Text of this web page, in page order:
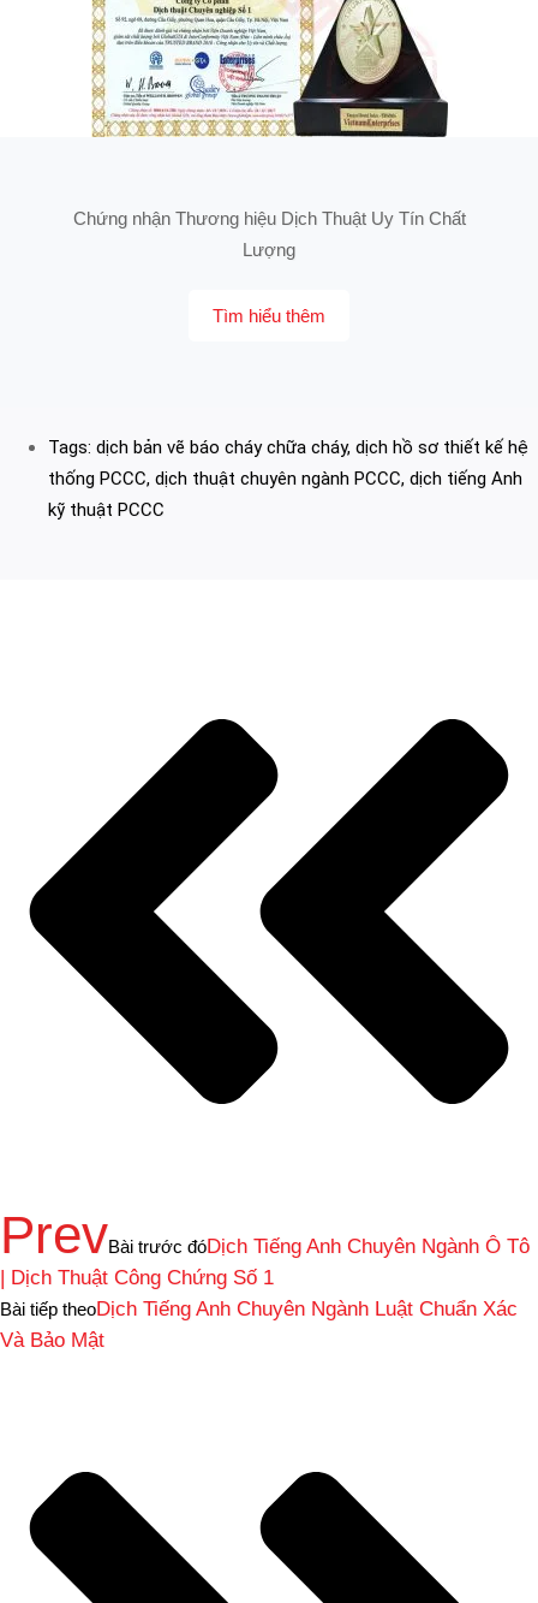
Chứng nhận Thương hiệu Dịch Thuật Uy Tín Chất
Lượng
Tìm hiểu thêm
Tags: dịch bản vẽ báo cháy chữa cháy, dịch hồ sơ thiết kế hệ
thống PCCC, dịch thuật chuyên ngành PCCC, dịch tiếng Anh
kỹ thuật PCCC
PrevBài trước đóDịch Tiếng Anh Chuyên Ngành Ô Tô
| Dịch Thuật Công Chứng Số 1
Bài tiếp theoDịch Tiếng Anh Chuyên Ngành Luật Chuẩn Xác
Và Bảo Mật